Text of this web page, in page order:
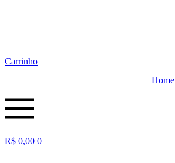
Carrinho
Home
R$ 0,00 0